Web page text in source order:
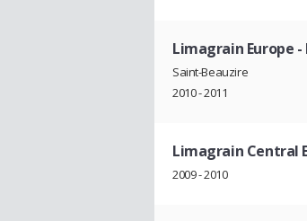
Limagrain Europe -
Saint-Beauzire
2010 - 2011
Limagrain Central
2009 - 2010